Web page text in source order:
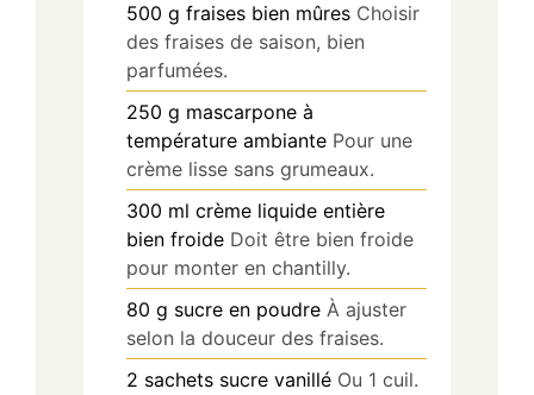
500 g fraises bien mûres Choisir
des fraises de saison, bien
parfumées.
250 g mascarpone à
température ambiante Pour une
crème lisse sans grumeaux.
300 ml crème liquide entière
bien froide Doit être bien froide
pour monter en chantilly.
80 g sucre en poudre À ajuster
selon la douceur des fraises.
2 sachets sucre vanillé Ou 1 cuil.